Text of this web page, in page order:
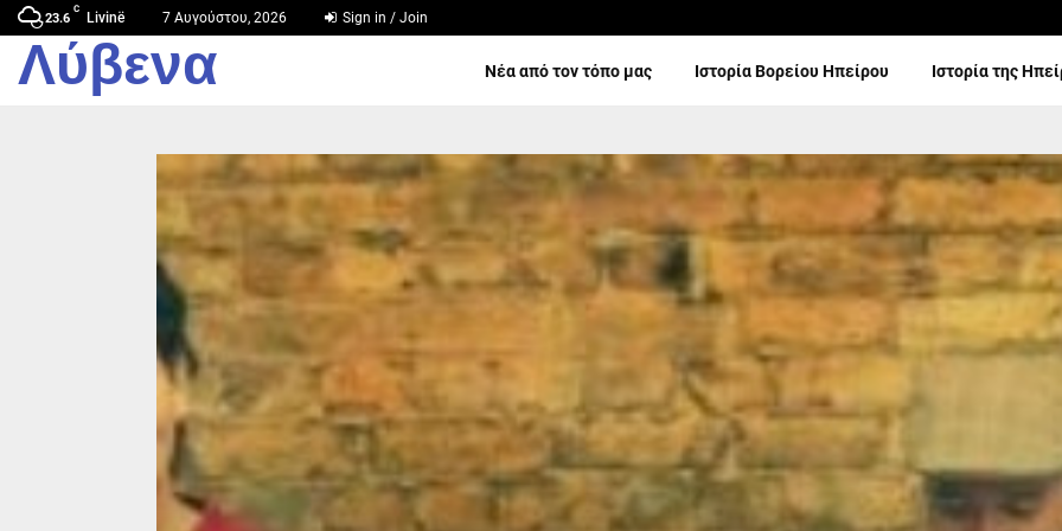
23.6
C
Livinë 7 Αυγούστου, 2026 Sign in / Join
Λύβενα Νέα από τον τόπο μας Ιστορία Βορείου Ηπείρου Ιστορία της